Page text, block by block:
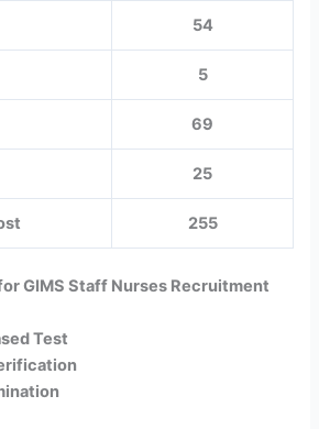
54
5
69
25
255
GIMS Staff Nurses Recruitment
Test